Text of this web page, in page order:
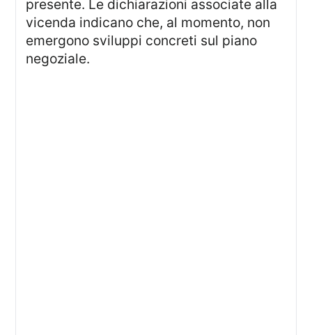
presente. Le dichiarazioni associate alla
vicenda indicano che, al momento, non
emergono sviluppi concreti sul piano
negoziale.